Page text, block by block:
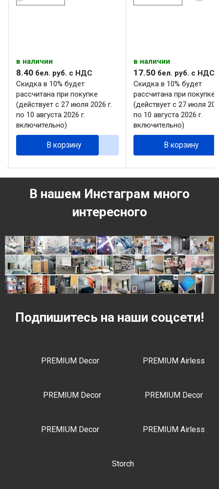
в наличии
8.40 бел. руб. с НДС
Скидка в 10% будет
рассчитана при покупке
(действует с 27 июля 2026 г.
по 10 августа 2026 г.
включительно)
В корзину
в наличии
17.50 бел. руб. с НДС
Скидка в 10% будет
рассчитана при покупке
(действует с 27 июля
по 10 августа 2026 г.
включительно)
В корзину
В нашем Инстаграм много
интересного
Подпишитесь на наши соцсети!
PREMIUM Decor PREMIUM Airless
PREMIUM Decor PREMIUM Decor
PREMIUM Decor PREMIUM Airless
Storch